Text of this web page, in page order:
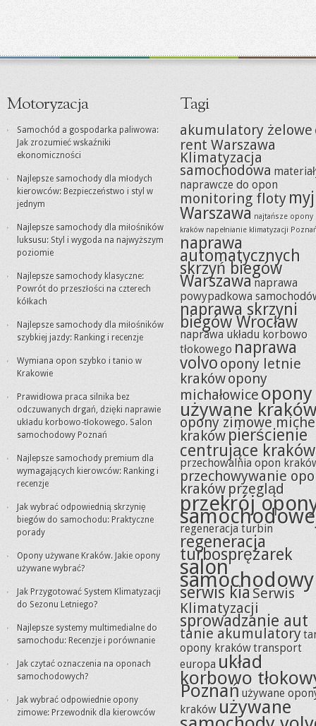
Motoryzacja
Samochód a gospodarka paliwowa:
Jak zrozumieć wskaźniki
ekonomiczności
Najlepsze samochody dla młodych
kierowców: Bezpieczeństwo i styl w
jednym
Najlepsze samochody dla miłośników
luksusu: Styl i wygoda na najwyższym
poziomie
Najlepsze samochody klasyczne:
Powrót do przeszłości na czterech
kółkach
Najlepsze samochody dla miłośników
szybkiej jazdy: Ranking i recenzje
Wymiana opon szybko i tanio w
Krakowie
Prawidłowa praca silnika bez
odczuwanych drgań, dzięki naprawie
układu korbowo-tłokowego. Salon
samochodowy Poznań
Najlepsze samochody premium dla
wymagających kierowców: Ranking i
recenzje
Jak wybrać odpowiednią skrzynię
biegów do samochodu: Praktyczne
porady
Opony używane Kraków. Jakie opony
używane wybrać?
Jak Przygotować System Klimatyzacji
do Sezonu Letniego?
Najlepsze systemy multimedialne do
samochodu: Recenzje i porównanie
Jak czytać oznaczenia na oponach
samochodowych?
Jak wybrać odpowiednie opony
zimowe: Przewodnik dla kierowców
Tagi
akumulatory żelowe
rent Warszawa
Klimatyzacja
samochodowa
naprawcze do opon
monitoring floty
Warszawa najtańsze opony
kraków napełnianie klimatyzacji
naprawa
automatycznych
skrzyń biegów
Warszawa naprawa
powypadkowa
naprawa skrzyni
biegów Wrocław
naprawa układu korbowo
tłokowego naprawa
volvoopony letnie
krakówopony
michałowiceopony
używane
opony zimowe
kraków pierścienie
centrujące kraków
przechowalnia opon
przechowywanie
kraków przegląd
przekrój
regeneracja turbin
regeneracja
turbosprężarek
salon
samochodowy
serwis kiaSerwis
Klimatyzacji
sprowadzanie aut
tanie akumulatory
opony krakówtransport
europa układ
korbowo
Poznań używane
kraków używane